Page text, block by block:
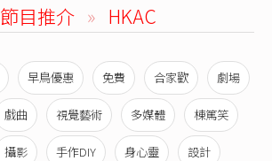
節目推介 » HKAC
早鳥優惠 免費 合家歡 劇場
戲曲 視覺藝術 多媒體 棟篤笑
攝影 手作DIY 身心靈 設計